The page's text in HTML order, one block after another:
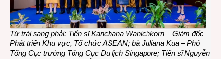
Từ trái sang phải: Tiến sĩ Kanchana Wanichkorn – Giám đốc
Phát triển Khu vực, Tổ chức ASEAN; bà Juliana Kua – Phó
Tổng Cục trưởng Tổng Cục Du lịch Singapore; Tiến sĩ Nguyễn